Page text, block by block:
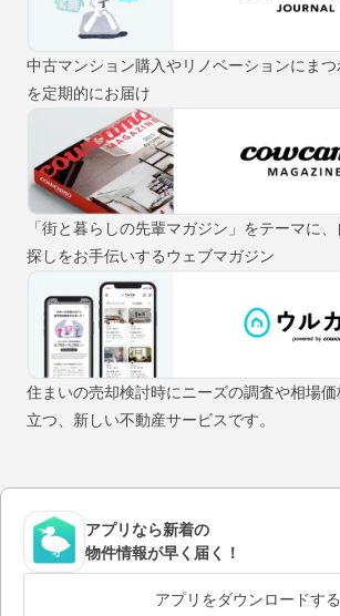
中古マンション購入やリノベーションにま
を定期的にお届け
「街と暮らしの先輩マガジン」をテーマに
探しをお手伝いするウェブマガジン
住まいの売却検討時にニーズの調査や相場
立つ、新しい不動産サービスです。
アプリなら新着の
物件情報が早く届く！
アプリをダウンロードする